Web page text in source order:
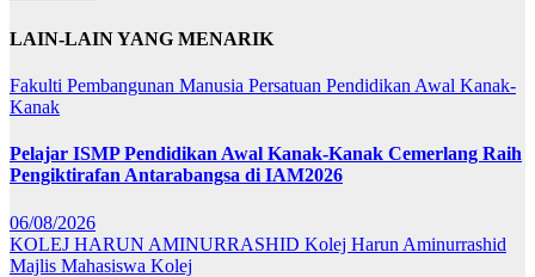
LAIN-LAIN YANG MENARIK
Fakulti Pembangunan Manusia Persatuan Pendidikan Awal Kanak-
Kanak
Pelajar ISMP Pendidikan Awal Kanak-Kanak Cemerlang Raih
Pengiktirafan Antarabangsa di IAM2026
06/08/2026
KOLEJ HARUN AMINURRASHID Kolej Harun Aminurrashid
Majlis Mahasiswa Kolej